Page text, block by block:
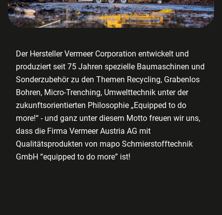
Der Hersteller Vermeer Corporation entwickelt und
produziert seit 75 Jahren spezielle Baumaschinen und
Sonderzubehör zu den Themen Recycling, Grabenlos
Bohren, Micro-Trenching, Umwelttechnik unter der
zukunftsorientierten Philosophie „Equipped to do
more!“ - und ganz unter diesem Motto freuen wir uns,
dass die Firma Vermeer Austria AG mit
Qualitätsprodukten von mapo Schmierstofftechnik
GmbH “equipped to do more” ist!